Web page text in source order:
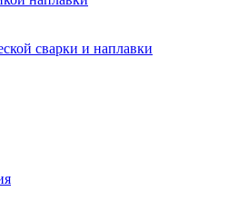
сварки и наплавки